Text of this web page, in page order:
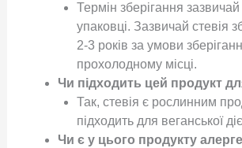
Термін зберігання
упаковці. Зазвичай стевія
2-3 років за умови
прохолодному місці.
Чи підходить цей продукт
Так, стевія є рослинним
підходить для веганської
Чи є у цього продукту